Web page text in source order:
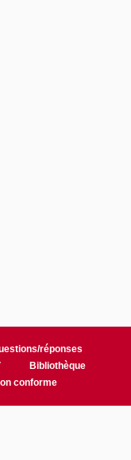
réponses
Bibliothèque
conforme